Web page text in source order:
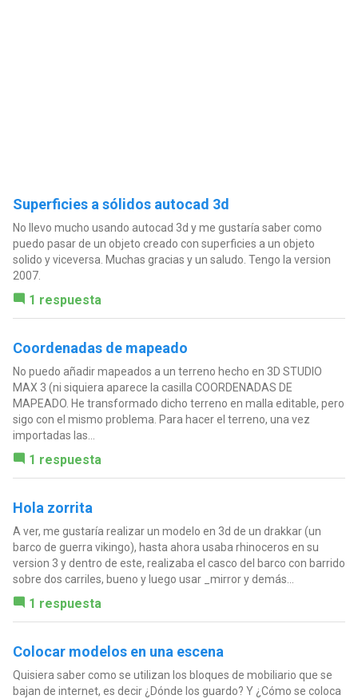
Superficies a sólidos autocad 3d
No llevo mucho usando autocad 3d y me gustaría saber como
puedo pasar de un objeto creado con superficies a un objeto
solido y viceversa. Muchas gracias y un saludo. Tengo la version
2007.
1 respuesta
Coordenadas de mapeado
No puedo añadir mapeados a un terreno hecho en 3D STUDIO
MAX 3 (ni siquiera aparece la casilla COORDENADAS DE
MAPEADO. He transformado dicho terreno en malla editable, pero
sigo con el mismo problema. Para hacer el terreno, una vez
importadas las...
1 respuesta
Hola zorrita
A ver, me gustaría realizar un modelo en 3d de un drakkar (un
barco de guerra vikingo), hasta ahora usaba rhinoceros en su
version 3 y dentro de este, realizaba el casco del barco con barrido
sobre dos carriles, bueno y luego usar _mirror y demás...
1 respuesta
Colocar modelos en una escena
Quisiera saber como se utilizan los bloques de mobiliario que se
bajan de internet, es decir ¿Dónde los guardo? Y ¿Cómo se coloca